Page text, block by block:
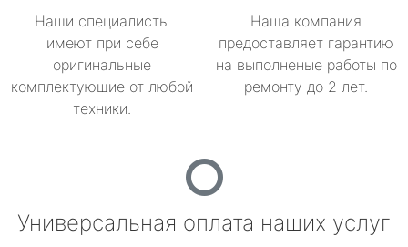
Наши специалисты
имеют при себе
оригинальные
комплектующие от любой
техники.
Наша компания
предоставляет гарантию
на выполненые работы по
ремонту до 2 лет.
Универсальная оплата наших услуг